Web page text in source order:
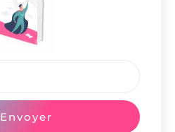
Envoyer